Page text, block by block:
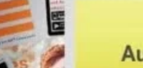
vereinfacht
Gesundheitswesen kostet
nicht jedoch die Kosten.